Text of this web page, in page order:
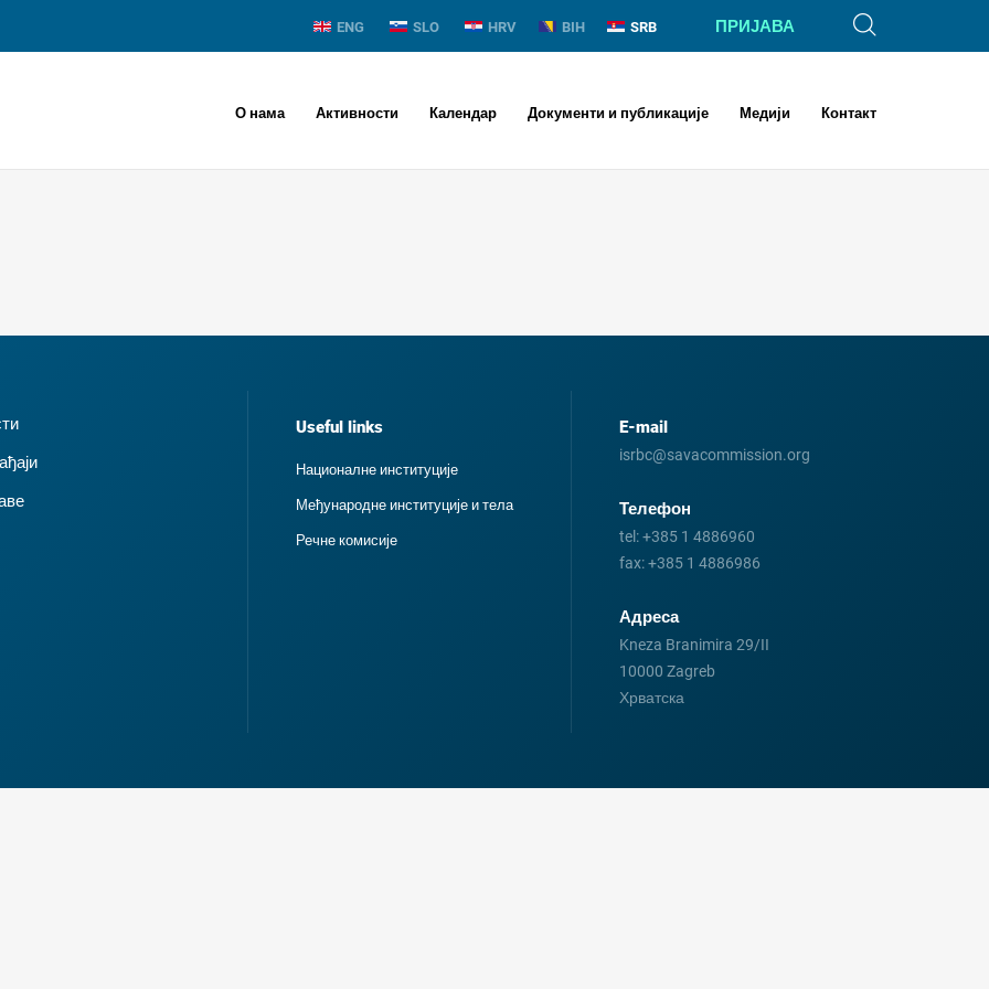
ENG SLO HRV BIH SRB ПРИЈАВА
О нама Активности Календар Документи и публикације Медији Контакт
Useful links
Националне институције
Међународне институције и тела
Речне комисије
E-mail
isrbc@savacommission.org
Телефон
tel:+385 1 4886960
fax:+385 1 4886986
Адреса
Kneza Branimira 29/II
10000 Zagreb
Хрватска